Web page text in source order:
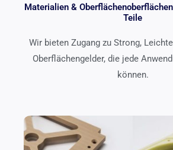
Materialien &
Teile
Wir bieten Zugang zu Strong,
Oberflächengelder, die jede
können.